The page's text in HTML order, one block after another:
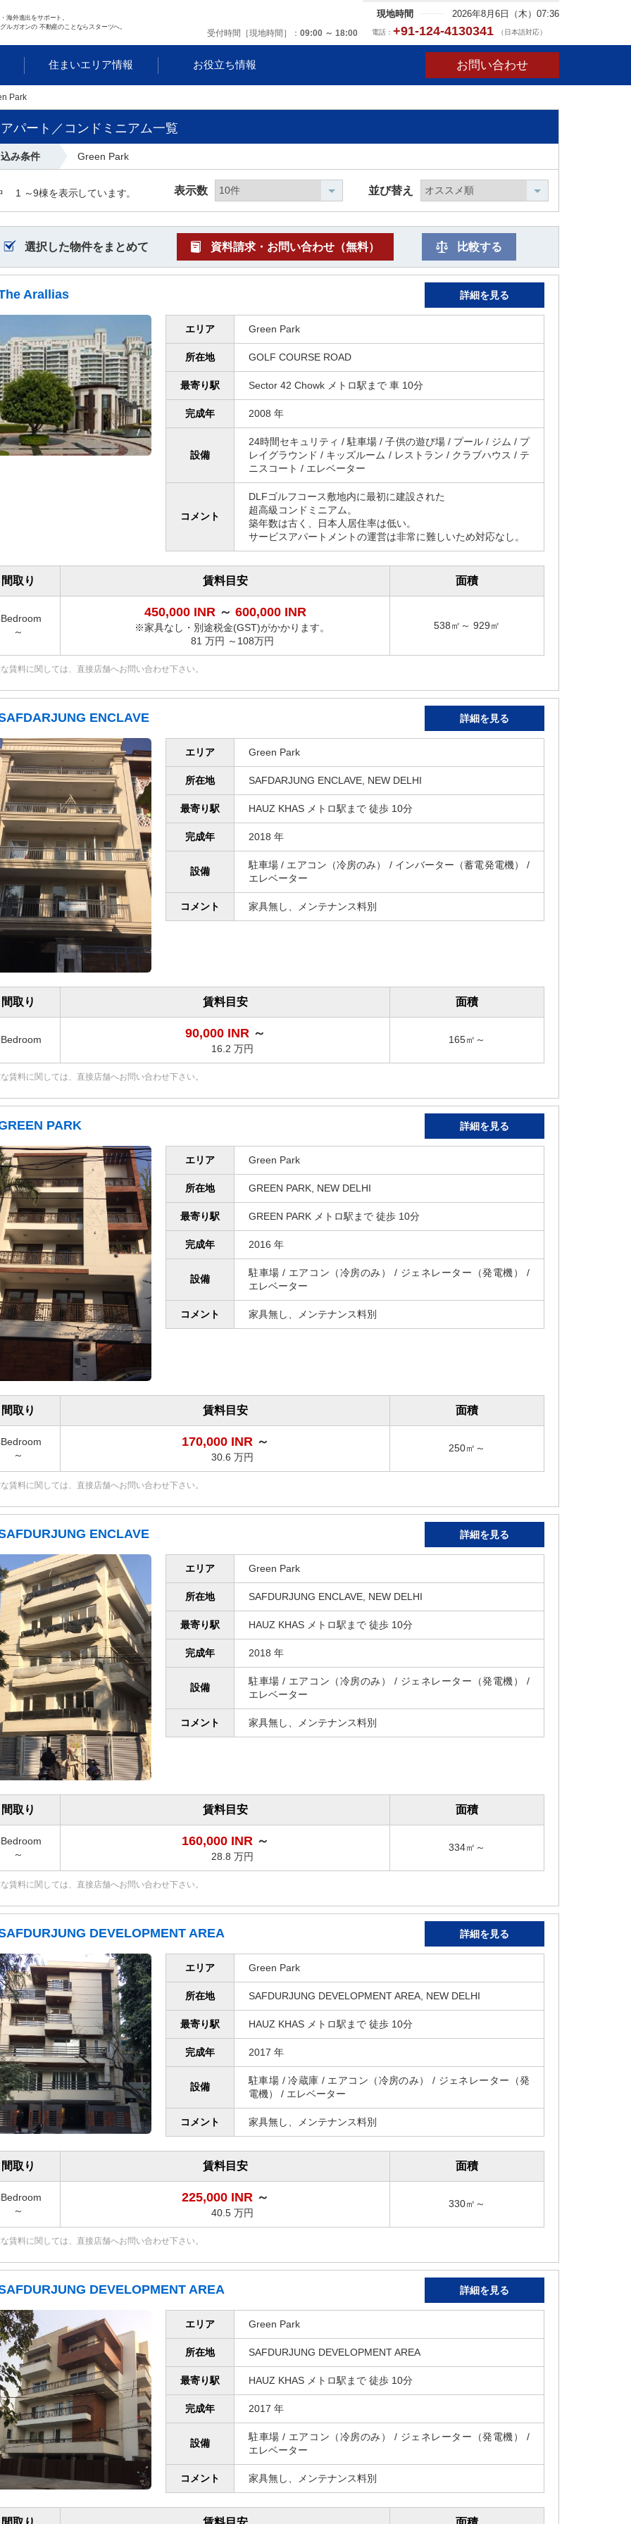
海外進出をサポート。
ルガオンの 不動産のことならスターツへ。
現地時間 2026年8月6日（木）07:36
受付時間［現地時間］ 09:00 ～ 18:00 電話： +91-124-4130341 （日本語対応）
住まいエリア情報 お役立ち情報 お問い合わせ
Park
パート／コンドミニアム一覧
み条件 Green Park
1 ～9棟を表示しています。 表示数 並び替え
選択した物件をまとめて 資料請求・お問い合わせ（無料） 比較する
Arallias 詳細を見る
エリア Green Park
所在地 GOLF COURSE ROAD
最寄り駅 Sector 42 Chowk メトロ駅まで 車 10分
完成年 2008 年
設備
24時間セキュリティ / 駐車場 / 子供の遊び場 / プール / ジム / プ
レイグラウンド / キッズルーム / レストラン / クラブハウス / テ
ニスコート / エレベーター
コメント
DLFゴルフコース敷地内に最初に建設された
超高級コンドミニアム。
築年数は古く、日本人居住率は低い。
サービスアパートメントの運営は非常に難しいため対応なし。
間取り 賃料目安 面積
～
450,000 INR ～ 600,000 INR
※家具なし・別途税金(GST)がかかります。
81 万円 ～108万円
538㎡～ 929㎡
賃料に関しては、直接店舗へお問い合わせ下さい。
ENCLAVE 詳細を見る
エリア Green Park
所在地 SAFDARJUNG ENCLAVE, NEW DELHI
最寄り駅 HAUZ KHAS メトロ駅まで 徒歩 10分
完成年 2018 年
設備
駐車場 / エアコン（冷房のみ） / インバーター（蓄電発電機） /
エレベーター
コメント 家具無し、メンテナンス料別
間取り 賃料目安 面積
90,000 INR ～
16.2 万円
165㎡～
賃料に関しては、直接店舗へお問い合わせ下さい。
PARK 詳細を見る
エリア Green Park
所在地 GREEN PARK, NEW DELHI
最寄り駅 GREEN PARK メトロ駅まで 徒歩 10分
完成年 2016 年
設備
駐車場 / エアコン（冷房のみ） / ジェネレーター（発電機） /
エレベーター
コメント 家具無し、メンテナンス料別
間取り 賃料目安 面積
～
170,000 INR ～
30.6 万円
250㎡～
賃料に関しては、直接店舗へお問い合わせ下さい。
ENCLAVE 詳細を見る
エリア Green Park
所在地 SAFDURJUNG ENCLAVE, NEW DELHI
最寄り駅 HAUZ KHAS メトロ駅まで 徒歩 10分
完成年 2018 年
設備
駐車場 / エアコン（冷房のみ） / ジェネレーター（発電機） /
エレベーター
コメント 家具無し、メンテナンス料別
間取り 賃料目安 面積
～
160,000 INR ～
28.8 万円
334㎡～
賃料に関しては、直接店舗へお問い合わせ下さい。
DEVELOPMENT AREA 詳細を見る
エリア Green Park
所在地 SAFDURJUNG DEVELOPMENT AREA, NEW DELHI
最寄り駅 HAUZ KHAS メトロ駅まで 徒歩 10分
完成年 2017 年
設備
駐車場 / 冷蔵庫 / エアコン（冷房のみ） / ジェネレーター（発
電機） / エレベーター
コメント 家具無し、メンテナンス料別
間取り 賃料目安 面積
～
225,000 INR ～
40.5 万円
330㎡～
賃料に関しては、直接店舗へお問い合わせ下さい。
DEVELOPMENT AREA 詳細を見る
エリア Green Park
所在地 SAFDURJUNG DEVELOPMENT AREA
最寄り駅 HAUZ KHAS メトロ駅まで 徒歩 10分
完成年 2017 年
設備
駐車場 / エアコン（冷房のみ） / ジェネレーター（発電機） /
エレベーター
コメント 家具無し、メンテナンス料別